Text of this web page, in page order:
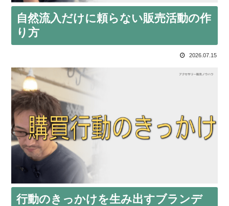
自然流入だけに頼らない販売活動の作
り方
2026.07.15
行動のきっかけを生み出すブランデ